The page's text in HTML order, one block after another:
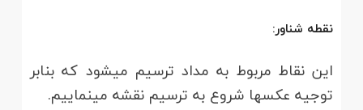
نقطه شناور:
این نقاط مربوط به مداد ترسیم می­شود که بنابر
توجیه عکس­ها شروع به ترسیم نقشه می­نماییم.